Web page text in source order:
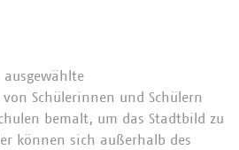
ausgewählte
von Schülerinnen und Schülern
bemalt, um das Stadtbild zu
können sich außerhalb des